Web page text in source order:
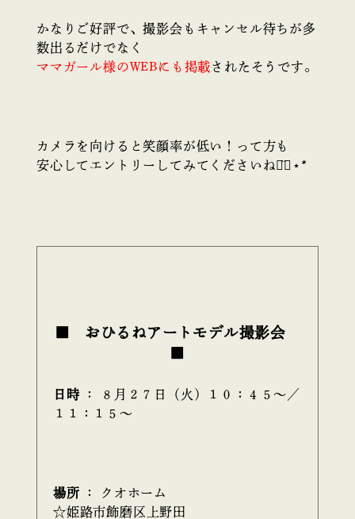
かなりご好評で、撮影会もキャンセル待ちが多
数出るだけでなく
ママガール様のWEBにも掲載されたそうです。
カメラを向けると笑顔率が低い！って方も
安心してエントリーしてみてくださいね◡̈⃝︎⋆︎*
■ おひるねアートモデル撮影会
日時 ： ８月２７日（火）１０：４５～／
１１：１５～
場所 ： クオホーム
☆姫路市飾磨区上野田